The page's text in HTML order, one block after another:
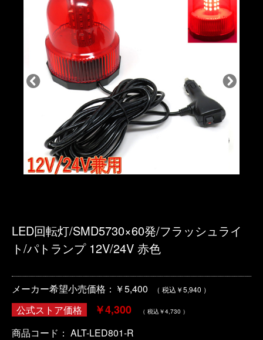
LED回転灯/SMD5730×60発/フラッシュライ
ト/パトランプ 12V/24V 赤色
メーカー希望小売価格：￥5,400 （ 税込￥5,940 ）
公式ストア価格 ￥4,300 （ 税込￥4,730 ）
商品コード： ALT-LED801-R